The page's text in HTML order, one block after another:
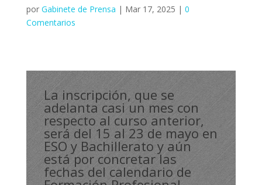
por Gabinete de Prensa | Mar 17, 2025 | 0
Comentarios
La inscripción, que se
adelanta casi un mes con
respecto al curso anterior,
será del 15 al 23 de mayo en
ESO y Bachillerato y aún
está por concretar las
fechas del calendario de